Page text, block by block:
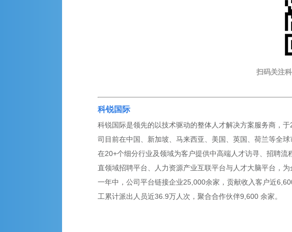
扫码关注
科锐国际
科锐国际是领先的以技术驱动的整体人才解决方案服务商，
司目前在中国、新加坡、马来西亚、美国、英国、荷兰等全
在20+个细分行业及领域为客户提供中高端人才访寻、招聘
直领域招聘平台、人力资源产业互联平台与人才大脑平台，
一年中，公司平台链接企业25,000余家，贡献收入客户近
工累计派出人员近36.9万人次，聚合合作伙伴9,600 余家。